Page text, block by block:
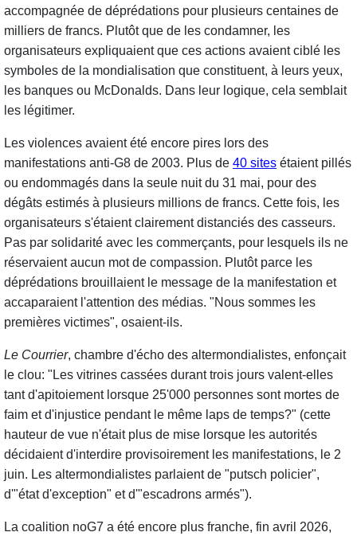
accompagnée de déprédations pour plusieurs centaines de
milliers de francs. Plutôt que de les condamner, les
organisateurs expliquaient que ces actions avaient ciblé les
symboles de la mondialisation que constituent, à leurs yeux,
les banques ou McDonalds. Dans leur logique, cela semblait
les légitimer.
Les violences avaient été encore pires lors des
manifestations anti-G8 de 2003. Plus de 40 sites étaient pillés
ou endommagés dans la seule nuit du 31 mai, pour des
dégâts estimés à plusieurs millions de francs. Cette fois, les
organisateurs s'étaient clairement distanciés des casseurs.
Pas par solidarité avec les commerçants, pour lesquels ils ne
réservaient aucun mot de compassion. Plutôt parce les
déprédations brouillaient le message de la manifestation et
accaparaient l'attention des médias. "Nous sommes les
premières victimes", osaient-ils.
Le Courrier, chambre d'écho des altermondialistes, enfonçait
le clou: "Les vitrines cassées durant trois jours valent-elles
tant d'apitoiement lorsque 25'000 personnes sont mortes de
faim et d'injustice pendant le même laps de temps?" (cette
hauteur de vue n'était plus de mise lorsque les autorités
décidaient d'interdire provisoirement les manifestations, le 2
juin. Les altermondialistes parlaient de "putsch policier",
d'"état d'exception" et d'"escadrons armés").
La coalition noG7 a été encore plus franche, fin avril 2026,